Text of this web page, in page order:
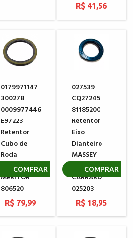
R$ 41,56
0179971147
300278
0009977446
E97223
Retentor
Cubo de
Roda
Traseiro
MERITOR
806520
R$ 79,99
COMPRAR
027539
CQ27245
81185200
Retentor
Eixo
Dianteiro
MASSEY
FERGUSON
CARRARO
025203
R$ 18,95
COMPRAR